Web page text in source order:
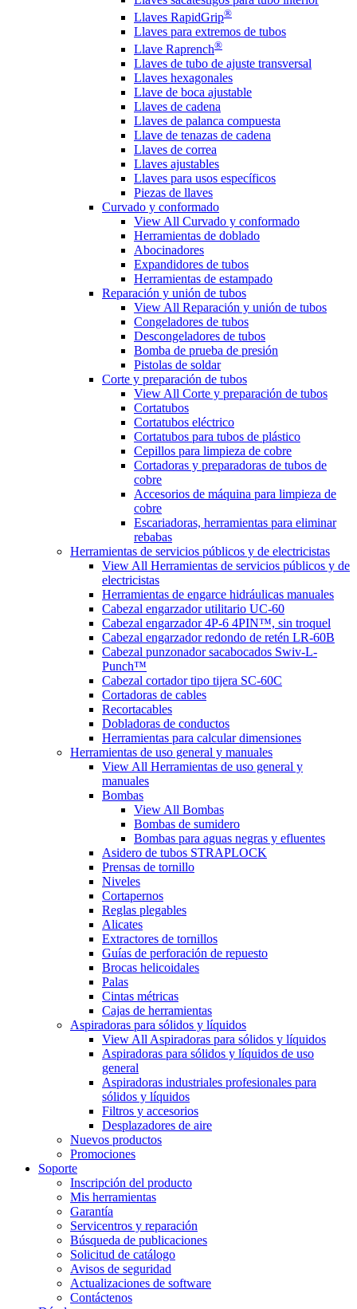
Llaves RapidGrip®
Llaves para extremos de tubos
Llave Raprench®
Llaves de tubo de ajuste transversal
Llaves hexagonales
Llave de boca ajustable
Llaves de cadena
Llaves de palanca compuesta
Llave de tenazas de cadena
Llaves de correa
Llaves ajustables
Llaves para usos específicos
Piezas de llaves
Curvado y conformado
View All Curvado y conformado
Herramientas de doblado
Abocinadores
Expandidores de tubos
Herramientas de estampado
Reparación y unión de tubos
View All Reparación y unión de tubos
Congeladores de tubos
Descongeladores de tubos
Bomba de prueba de presión
Pistolas de soldar
Corte y preparación de tubos
View All Corte y preparación de tubos
Cortatubos
Cortatubos eléctrico
Cortatubos para tubos de plástico
Cepillos para limpieza de cobre
Cortadoras y preparadoras de tubos de
cobre
Accesorios de máquina para limpieza de
cobre
Escariadoras, herramientas para eliminar
rebabas
Herramientas de servicios públicos y de electricistas
View All Herramientas de servicios públicos y de
electricistas
Herramientas de engarce hidráulicas manuales
Cabezal engarzador utilitario UC-60
Cabezal engarzador 4P-6 4PIN™, sin troquel
Cabezal engarzador redondo de retén LR-60B
Cabezal punzonador sacabocados Swiv-L-
Punch™
Cabezal cortador tipo tijera SC-60C
Cortadoras de cables
Recortacables
Dobladoras de conductos
Herramientas para calcular dimensiones
Herramientas de uso general y manuales
View All Herramientas de uso general y
manuales
Bombas
View All Bombas
Bombas de sumidero
Bombas para aguas negras y efluentes
Asidero de tubos STRAPLOCK
Prensas de tornillo
Niveles
Cortapernos
Reglas plegables
Alicates
Extractores de tornillos
Guías de perforación de repuesto
Brocas helicoidales
Palas
Cintas métricas
Cajas de herramientas
Aspiradoras para sólidos y líquidos
View All Aspiradoras para sólidos y líquidos
Aspiradoras para sólidos y líquidos de uso
general
Aspiradoras industriales profesionales para
sólidos y líquidos
Filtros y accesorios
Desplazadores de aire
Nuevos productos
Promociones
Soporte
Inscripción del producto
Mis herramientas
Garantía
Servicentros y reparación
Búsqueda de publicaciones
Solicitud de catálogo
Avisos de seguridad
Actualizaciones de software
Contáctenos